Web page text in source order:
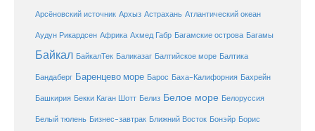
Арсёновский источник Архыз Астрахань Атлантический океан
Аудун Рикардсен Африка Ахмед Габр Багамские острова Багамы
Байкал БайкалТек Баликазаг Балтийское море Балтика
Бандаберг Баренцево море Барос Баха-Калифорния Бахрейн
Башкирия Бекки Каган Шотт Белиз Белое море Белоруссия
Белый тюлень Бизнес-завтрак Ближний Восток Бонэйр Борис